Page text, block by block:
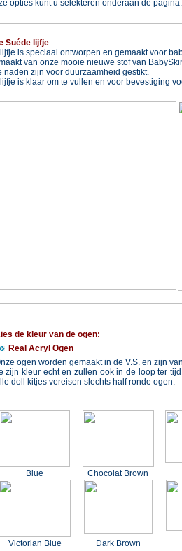
opties kunt u selekteren onderaan de pagina.
Suéde lijfje
lijfje is speciaal ontworpen en gemaakt voor
van onze mooie nieuwe stof van
naden zijn voor duurzaamheid gestikt.
is klaar om te vullen en voor bevestiging
de kleur van de ogen:
Real Acryl Ogen
ogen worden gemaakt in de V.S. en zijn
zijn kleur echt en zullen ook in de loop ter
doll kitjes vereisen slechts half ronde ogen.
Blue Chocolat Brown
Victorian Blue Dark Brown